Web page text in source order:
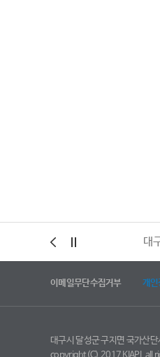
대
이메일무단수집거부 개
대구시 달성군 구지면 국가산